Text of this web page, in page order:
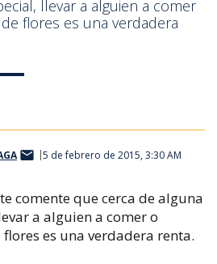
llevar a alguien a comer
flores es una verdadera
5 de febrero de 2015, 3:30 AM
comente que cerca de alguna
a alguien a comer o
es una verdadera renta.